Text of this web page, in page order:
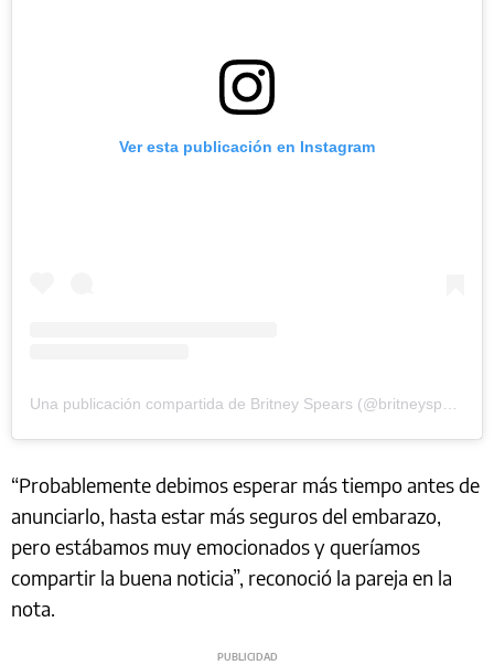
Ver esta publicación en Instagram
“Probablemente debimos esperar más tiempo antes de
anunciarlo, hasta estar más seguros del embarazo,
pero estábamos muy emocionados y queríamos
compartir la buena noticia”, reconoció la pareja en la
nota.